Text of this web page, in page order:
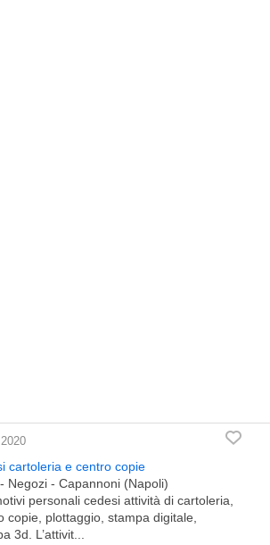
cartoleria e centro copie
Negozi - Capannoni (Napoli)
personali cedesi attività di cartoleria,
copie, plottaggio, stampa digitale,
3d. L’attivit...